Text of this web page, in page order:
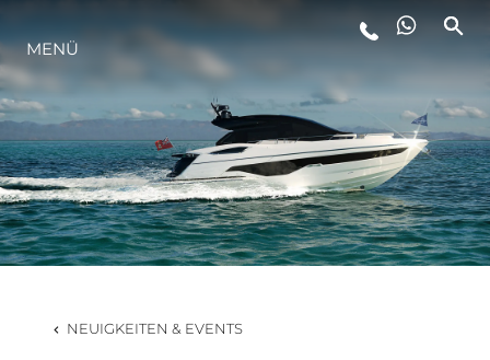
LIFESTYLE
INNOVATION
DIE FIRMA
DAS TEAM
MENÜ
NEUIGKEITEN & EVENTS